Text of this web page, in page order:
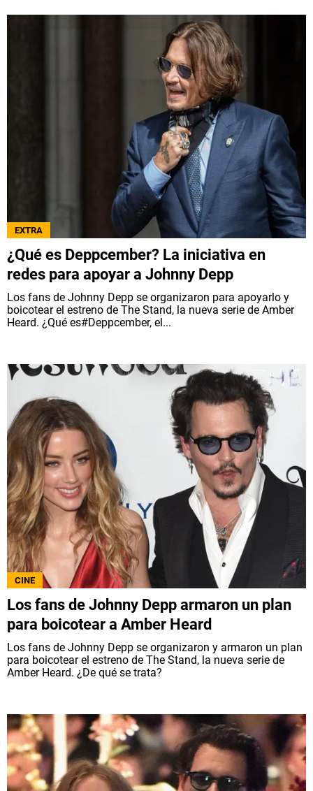
EXTRA
¿Qué es Deppcember? La iniciativa en
redes para apoyar a Johnny Depp
Los fans de Johnny Depp se organizaron para apoyarlo y
boicotear el estreno de The Stand, la nueva serie de Amber
Heard. ¿Qué es#Deppcember, el...
CINE
Los fans de Johnny Depp armaron un plan
para boicotear a Amber Heard
Los fans de Johnny Depp se organizaron y armaron un plan
para boicotear el estreno de The Stand, la nueva serie de
Amber Heard. ¿De qué se trata?